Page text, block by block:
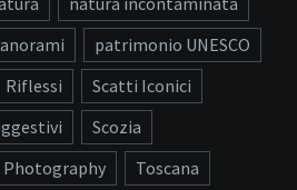
patrimonio UNESCO
Riflessi
Scatti Iconici
Scozia
Toscana